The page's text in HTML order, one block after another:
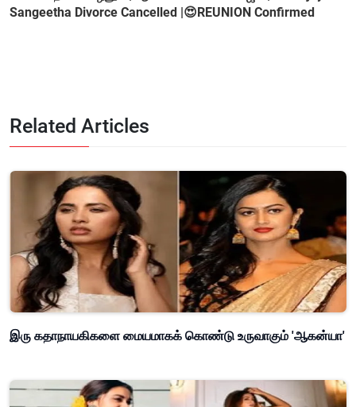
Sangeetha Divorce Cancelled |😍REUNION Confirmed
Related Articles
இரு கதாநாயகிகளை மையமாகக் கொண்டு உருவாகும் 'ஆகன்யா'